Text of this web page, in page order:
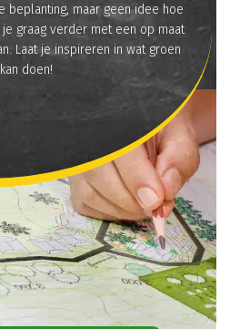
beplanting, maar geen idee hoe
graag verder met een op maat
Laat je inspireren in wat groen
kan doen!